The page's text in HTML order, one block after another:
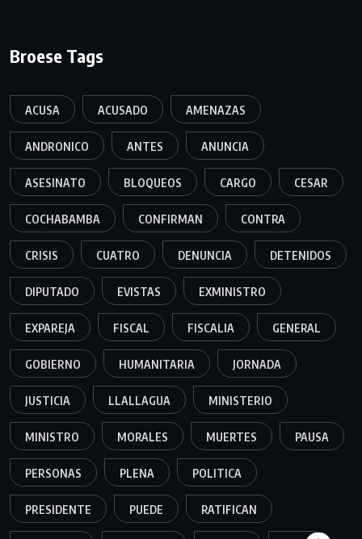
Broese Tags
ACUSA ACUSADO AMENAZAS
ANDRONICO ANTES ANUNCIA
ASESINATO BLOQUEOS CARGO CESAR
COCHABAMBA CONFIRMAN CONTRA
CRISIS CUATRO DENUNCIA DETENIDOS
DIPUTADO EVISTAS EXMINISTRO
EXPAREJA FISCAL FISCALIA GENERAL
GOBIERNO HUMANITARIA JORNADA
JUSTICIA LLALLAGUA MINISTERIO
MINISTRO MORALES MUERTES PAUSA
PERSONAS PLENA POLITICA
PRESIDENTE PUEDE RATIFICAN